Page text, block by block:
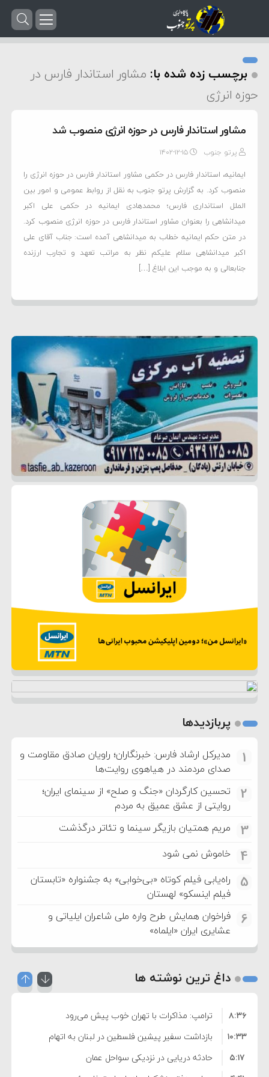
برچسب زده شده با: مشاور استاندار فارس در
حوزه انرژی
مشاور استاندار فارس در حوزه انرژی منصوب شد
پرتو جنوب ۱۴۰۲-۱۲-۱۵
ایمانیه، استاندار فارس در حکمی مشاور استاندار فارس در حوزه انرژی را
منصوب کرد. به گزارش پرتو جنوب به نقل از روابط عمومی و امور بین
الملل استانداری فارس؛ محمدهادی ایمانیه در حکمی علی اکبر
میدانشاهی را بعنوان مشاور استاندار فارس در حوزه انرژی منصوب کرد.
در متن حکم ایمانیه خطاب به میدانشاهی آمده است: جناب آقای علی
اکبر میدانشاهی سلام علیکم نظر به مراتب تعهد و تجارب ارزنده
جنابعالی و به موجب این ابلاغ […]
پربازدیدها
1
مدیرکل ارشاد فارس: خبرنگاران؛ راویان صادق مقاومت و
صدای مردمند در هیاهوی روایت‌ها
2
تحسین کارگردان «جنگ و صلح» از سینمای ایران؛
روایتی از عشق عمیق به مردم
3 مریم همتیان بازیگر سینما و تئاتر درگذشت
4 خاموش نمی شود
5
راه‌یابی فیلم کوتاه «بی‌خوابی» به جشنواره «تابستان
فیلم اینسکو» لهستان
6
فراخوان همایش طرح واره ملی شاعران ایلیاتی و
عشایری ایران «ایلماه»
داغ ترین نوشته ها
ترامپ: مذاکرات با تهران خوب پیش می‌رود
۸:۳۶
بازداشت سفیر پیشین فلسطین در لبنان به اتهام
فساد و اختلاس اموال
۱۰:۳۳
حادثه دریایی در نزدیکی سواحل عمان
۵:۱۷